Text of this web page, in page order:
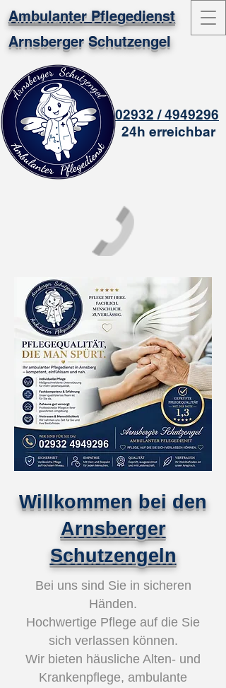
Ambulanter Pflegedienst
Arnsberger Schutzengel
02932 / 4949296
24h erreichbar
Willkommen bei den
Arnsberger
Schutzengeln
Bei uns sind Sie in sicheren
Händen.
Hochwertige Pflege auf die Sie
sich verlassen können.
Wir bieten häusliche Alten- und
Krankenpflege, ambulante